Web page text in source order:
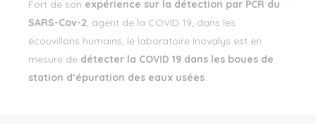
Fort de son expérience sur la détection par PCR du
SARS-Cov-2, agent de la COVID 19, dans les
écouvillons humains, le laboratoire Inovalys est en
mesure de détecter la COVID 19 dans les boues de
station d’épuration des eaux usées.